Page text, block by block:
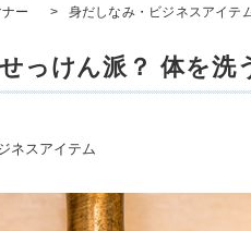
ー > 身だしなみ・ビジネスアイテ
っけん派？ 体を洗
ネスアイテム